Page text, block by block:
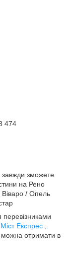
474
завжди зможете
на Рено
/ Опель
перевізниками
Міст Експрес
можна отримати в